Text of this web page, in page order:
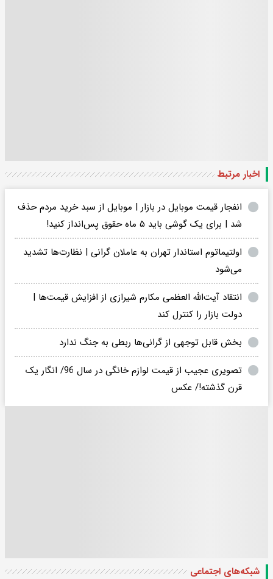
اخبار مرتبط
انفجار قیمت موبایل در بازار | موبایل از سبد خرید مردم حذف
شد | برای یک گوشی باید ۵ ماه حقوق پس‌انداز کنید!
اولتیماتوم استاندار تهران به عاملان گرانی‌ | نظارت‌ها تشدید
می‌شود
انتقاد آیت‌الله العظمی مکارم‌ شیرازی از افزایش قیمت‌ها |
دولت بازار را کنترل کند
بخش قابل توجهی از گرانی‌ها ربطی به جنگ ندارد
تصویری عجیب از قیمت لوازم خانگی در سال 96/ انگار یک
قرن گذشته!/ عکس
شبکه‌های اجتماعی